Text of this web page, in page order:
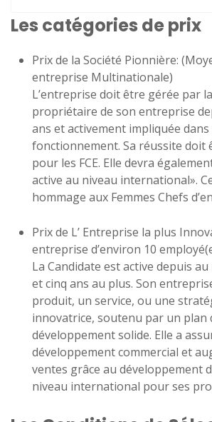
Les catégories de prix
Prix de la Société Pionnière:
entreprise Multinationale)
L’entreprise doit être gérée par
propriétaire de son entreprise
ans et activement impliquée dans
fonctionnement. Sa réussite doit
pour les FCE. Elle devra
active au niveau international».
hommage aux Femmes Chefs
Prix de L’ Entreprise la plus
entreprise d’environ 10
La Candidate est active depuis
et cinq ans au plus. Son
produit, un service, ou une
innovatrice, soutenu par un plan
développement solide. Elle a
développement commercial et
ventes grâce au développement
niveau international pour ses